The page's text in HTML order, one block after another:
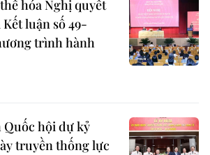
hóa Nghị quyết
luận số 49-
trình hành
Quốc hội dự kỷ
truyền thống lực